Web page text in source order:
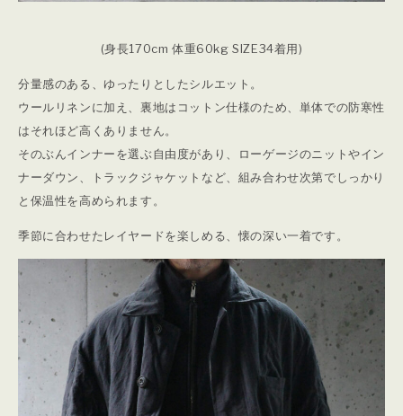
(身長170cm 体重60kg SIZE34着用)
分量感のある、ゆったりとしたシルエット。
ウールリネンに加え、裏地はコットン仕様のため、単体での防寒性
はそれほど高くありません。
そのぶんインナーを選ぶ自由度があり、ローゲージのニットやイン
ナーダウン、トラックジャケットなど、組み合わせ次第でしっかり
と保温性を高められます。
季節に合わせたレイヤードを楽しめる、懐の深い一着です。